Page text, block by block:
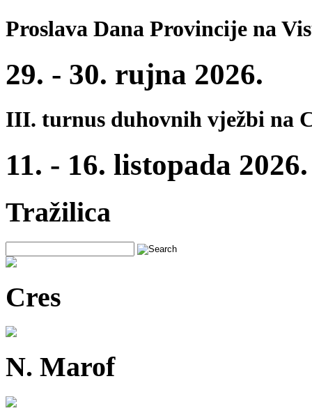
Proslava Dana Provincije na
29. - 30. rujna 2026.
III. turnus duhovnih vježbi na
11. - 16. listopada 2026.
Tražilica
Cres
N. Marof